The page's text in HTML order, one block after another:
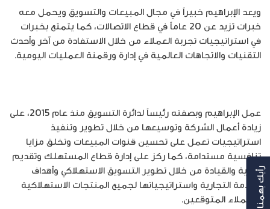
ويعد الإبراهيم خبيراً في مجال المبيعات والتسويق ويحمل معه
خبرات تزيد عن 20 عاماً في قطاع الاتصالات، كما يتمتع بخبرات
في استراتيجيات تجربة العملاء من خلال الاستفادة من آخر وأحدث
التقنيات والاتجاهات العالمية في إدارة ورقمنة العمليات اليومية.
عمل الإبراهيم وبصفته رئيساً لدائرة التسويق منذ عام 2015، على
زيادة أعمال الشركة وتوسيعها من خلال تطوير وتنفيذ
استراتيجيات تعمل على تحسين قنوات المبيعات وتخلق مزايا
تنافسية مستدامة، كما ركز على إدارة قطاع المستهلك وتقديم
الرؤية والقيادة من خلال تطوير التسويق الاستهلاكي وأهداف
العلامة التجارية واستراتيجياتها لجميع المنتجات الاستهلاكية
والعملاء المتوقعين.رأيك بهمنا